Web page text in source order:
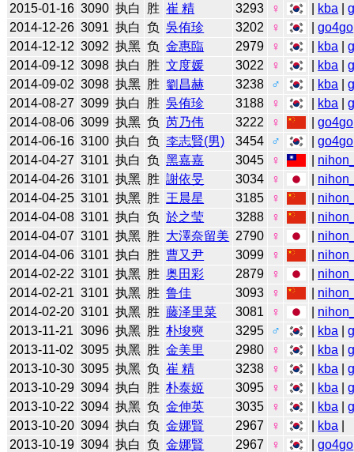
2015-01-16 3090 执白 胜 崔 精 3293 ♀ kba |
2014-12-26 3091 执白 负 吳侑珍 3202 ♀ |go4go
2014-12-12 3092 执黑 负 金惠臨 2979 ♀ kba |
2014-09-12 3098 执白 胜 文度媛 3022 ♀ kba |
2014-09-02 3098 执黑 胜 劉昌赫 3238 ♂ kba |
2014-08-27 3099 执白 胜 吳侑珍 3188 ♀ kba |
2014-08-06 3099 执黑 负 芮乃伟 3222 ♀ |go4go
2014-06-16 3100 执白 负 李志賢(男) 3454 ♂ |go4go
2014-04-27 3101 执白 负 黑嘉嘉 3045 ♀
2014-04-26 3101 执黑 胜 謝依旻 3034 ♀
2014-04-25 3101 执黑 胜 王晨星 3185 ♀
2014-04-08 3101 执白 负 於之莹 3288 ♀
2014-04-07 3101 执黑 胜 大澤奈留美 2790 ♀
2014-04-06 3101 执白 胜 曹又尹 3099 ♀
2014-02-22 3101 执黑 胜 奥田彩 2879 ♀
2014-02-21 3101 执黑 胜 鲁佳 3093 ♀
2014-02-20 3101 执黑 胜 藤泽里菜 3081 ♀
2013-11-21 3096 执黑 胜 朴埈奭 3295 ♂ kba |
2013-11-02 3095 执黑 胜 金美里 2980 ♀ kba |
2013-10-30 3095 执黑 负 崔 精 3238 ♀ kba |
2013-10-29 3094 执白 胜 朴泰姬 3095 ♀ kba |
2013-10-22 3094 执黑 负 金伸英 3035 ♀ kba |
2013-10-20 3094 执白 负 金娜賢 2967 ♀ kba
2013-10-19 3094 执白 负 金娜賢 2967 ♀ |go4go